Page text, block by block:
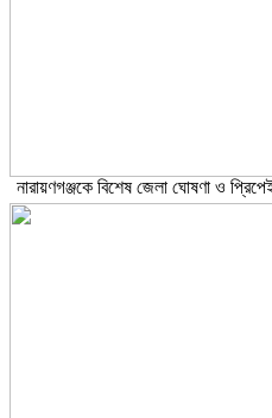
নারায়ণগঞ্জকে বিশেষ জেলা ঘোষণা ও